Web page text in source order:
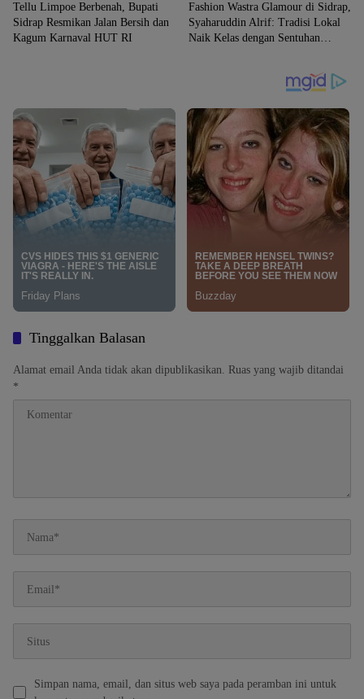
Tellu Limpoe Berbenah, Bupati
Sidrap Resmikan Jalan Bersih dan
Kagum Karnaval HUT RI
Fashion Wastra Glamour di Sidrap,
Syaharuddin Alrif: Tradisi Lokal
Naik Kelas dengan Sentuhan
Tinggalkan Balasan
Alamat email Anda tidak akan dipublikasikan. Ruas yang wajib ditandai
*
Simpan nama, email, dan situs web saya pada peramban ini untuk